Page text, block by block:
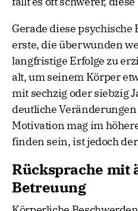
Gerade diese
erste, die überwunden
langfristige Erfolge zu
alt, um seinem Körper
mit sechzig oder siebzig
deutliche
Motivation mag im
finden sein, ist jedoch
Rücksprache mit
Betreuung